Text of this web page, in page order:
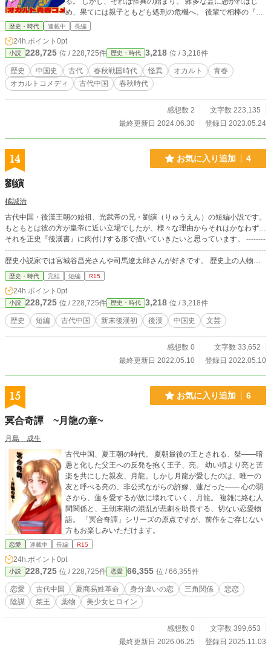
め、果てには親子ともども処刑の危機へ。 後輩で相棒の『趙
武（ちょうぶ）』と共に怪異に立ち向かう。【一章】 史記
の若い頃。 文武両道でイケメンだけど傲岸不遜かつ自信家
すぎてざんねんな主人公・士匄（しかい）と、美少女風美青
年で生真面目ド根性な後輩・趙武（ちょうぶ）がバディとな
り、呪い、祟り、怪異の謎を解いたり対峙する、中編連作。
春秋時代といえば、夢で祟られたり、兎が二足歩行で踊っ
り。そんな不思議な部分を拡大解釈した怪異譚。
歴史・時代 連載中 長編
24h.ポイント 0pt
小説 228,725 位 / 228,725件 歴史・時代 3,218 位 / 3,218件
歴史 中国史 古代 春秋戦国時代 怪異 オカルト
青春
オカルトコメディ
古代中国 春秋時代
感想数 2
文字数 223,135
最終更新日 2024.06.30
登録日 2023.05.24
14 お気に入り追加 4
劉縯
橘誠治
古代中国・後漢王朝の始祖、光武帝の兄・劉縯（りゅうえん）の短編小説です。
もともとは彼の方が皇帝に近い立場でしたが、様々な理由からそれはかなわず…
それを正史『後漢書』に肉付けする形で描いていきたいと思っています。 --------
------------------------------------------------------------------------------------------------------------
歴史小説家では宮城谷昌光さんや司馬遼太郎さんが好きです。 歴史上の人物の
ことを知るにはやっぱり物語がある方が覚えやすい。 上記のお二人の他にもい
ろんな作家さんや、大和和紀さんの「あさきゆめみし」に代表される漫画家さん
にぼくもたくさんお世話になりました。 ぼくは特に古代中国史が好きなので題
材はそこに求めることが多いですが、その恩返しの気持ちも込めて、自分もいろ
んな人に、あまり詳しく知られていない歴史上の人物について物語を通して伝え
てゆきたい。 そんな風に思いながら書いています。
歴史・時代 完結 短編 R15
24h.ポイント 0pt
小説 228,725 位 / 228,725件 歴史・時代 3,218 位 / 3,218件
歴史 短編 古代中国 新末後漢初 後漢 中国史 文芸
感想数 0
文字数 33,652
最終更新日 2022.05.10
登録日 2022.05.10
15 お気に入り追加 6
冥合奇譚 ~月龍の章~
月島 成生
古代中国、夏王朝の時代。 夏朝最後の王とされる、桀――暗
愚と化した父王への反発を抱く王子、亮。 幼い頃より亮と苦
楽を共にした親友、月龍。しかし月龍が愛したのは、唯一の
友と呼べる亮の、非公式ながらの許嫁、蓮だった―― 心の弱
さから、蓮を愛するが故に壊れていく、月龍。 複雑に絡む人
間関係と、王朝末期の混乱が悲劇を助長する、切ない恋愛物
語。 「冥合奇譚」シリーズの原点ですが、前作をご存じない
方もお楽しみいただけます。
恋愛 連載中 長編 R15
24h.ポイント 0pt
小説 228,725 位 / 228,725件 恋愛 66,355 位 / 66,355件
恋愛 古代中国 夏商易姓革命 身分違いの恋 三角関係
悲恋
陰謀
桀王 薬物 美少女ヒロイン
感想数 0
文字数 399,653
最終更新日 2026.06.25
登録日 2025.11.03